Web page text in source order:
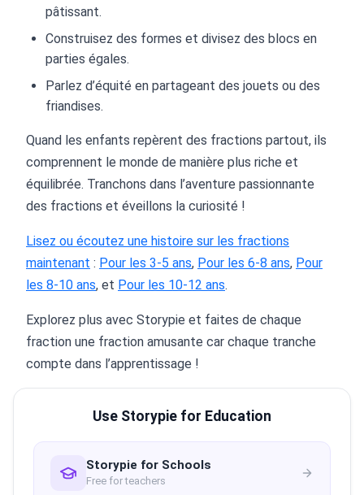
pâtissant.
Construisez des formes et divisez des blocs en
parties égales.
Parlez d’équité en partageant des jouets ou des
friandises.
Quand les enfants repèrent des fractions partout, ils
comprennent le monde de manière plus riche et
équilibrée. Tranchons dans l’aventure passionnante
des fractions et éveillons la curiosité !
Lisez ou écoutez une histoire sur les fractions
maintenant : Pour les 3-5 ans, Pour les 6-8 ans, Pour
les 8-10 ans, et Pour les 10-12 ans.
Explorez plus avec Storypie et faites de chaque
fraction une fraction amusante car chaque tranche
compte dans l’apprentissage !
Use Storypie for Education
Storypie for Schools
Free for teachers